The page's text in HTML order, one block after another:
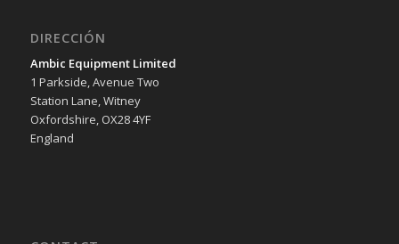
DIRECCIÓN
Ambic Equipment Limited
1 Parkside, Avenue Two
Station Lane, Witney
Oxfordshire, OX28 4YF
England